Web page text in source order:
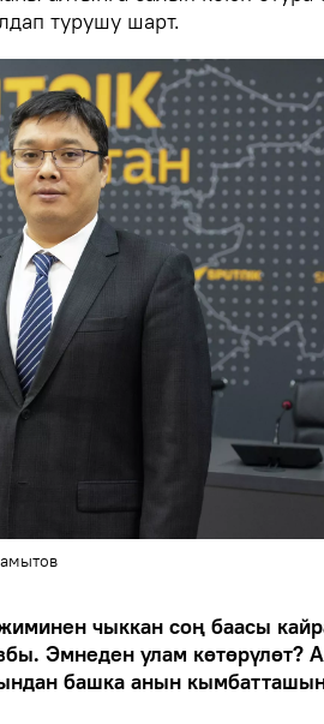
турушу шарт.
чыккан соң баасы
Эмнеден улам көтөрүлөт?
башка анын